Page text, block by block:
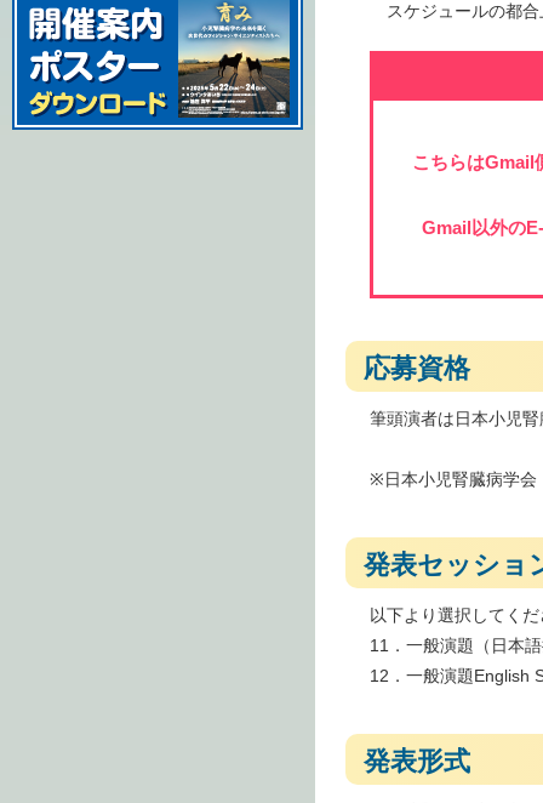
スケジュールの都
こちらはGmail
Gmail以外の
応募資格
筆頭演者は日本小児
※日本小児腎臓病学
発表セッショ
以下より選択してく
11．一般演題（日本
12．一般演題English
発表形式